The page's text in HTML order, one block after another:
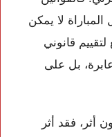
لا يمكن
قانوني
بل على
أثر، فقد أثر